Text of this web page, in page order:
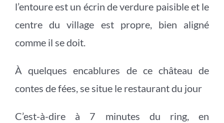
l’entoure est un écrin de verdure paisible et le
centre du village est propre, bien aligné
comme il se doit.
À quelques encablures de ce château de
contes de fées, se situe le restaurant du jour
C’est-à-dire à 7 minutes du ring, en